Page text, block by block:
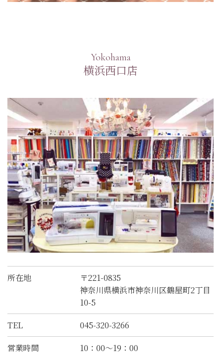
Yokohama
横浜西口店
所在地
〒221-0835
神奈川県横浜市神奈川区鶴屋町2丁目
10-5
TEL
045-320-3266
営業時間
10：00～19：00